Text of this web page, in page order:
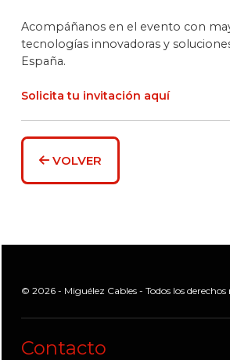
Acompáñanos en el evento con
tecnologías innovadoras y
España.
Solicita tu invitación aquí
VOLVER
© 2026 - Miguélez Cables - Todos los derechos
Contacto